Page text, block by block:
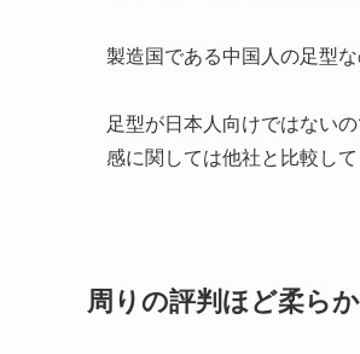
製造国である中国人の足型な
足型が日本人向けではない
感に関しては他社と比較し
周りの評判ほど柔らか